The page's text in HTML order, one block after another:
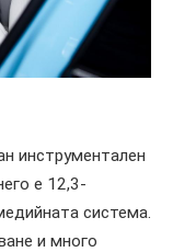
инструментален
е 12,3-
система.
и много